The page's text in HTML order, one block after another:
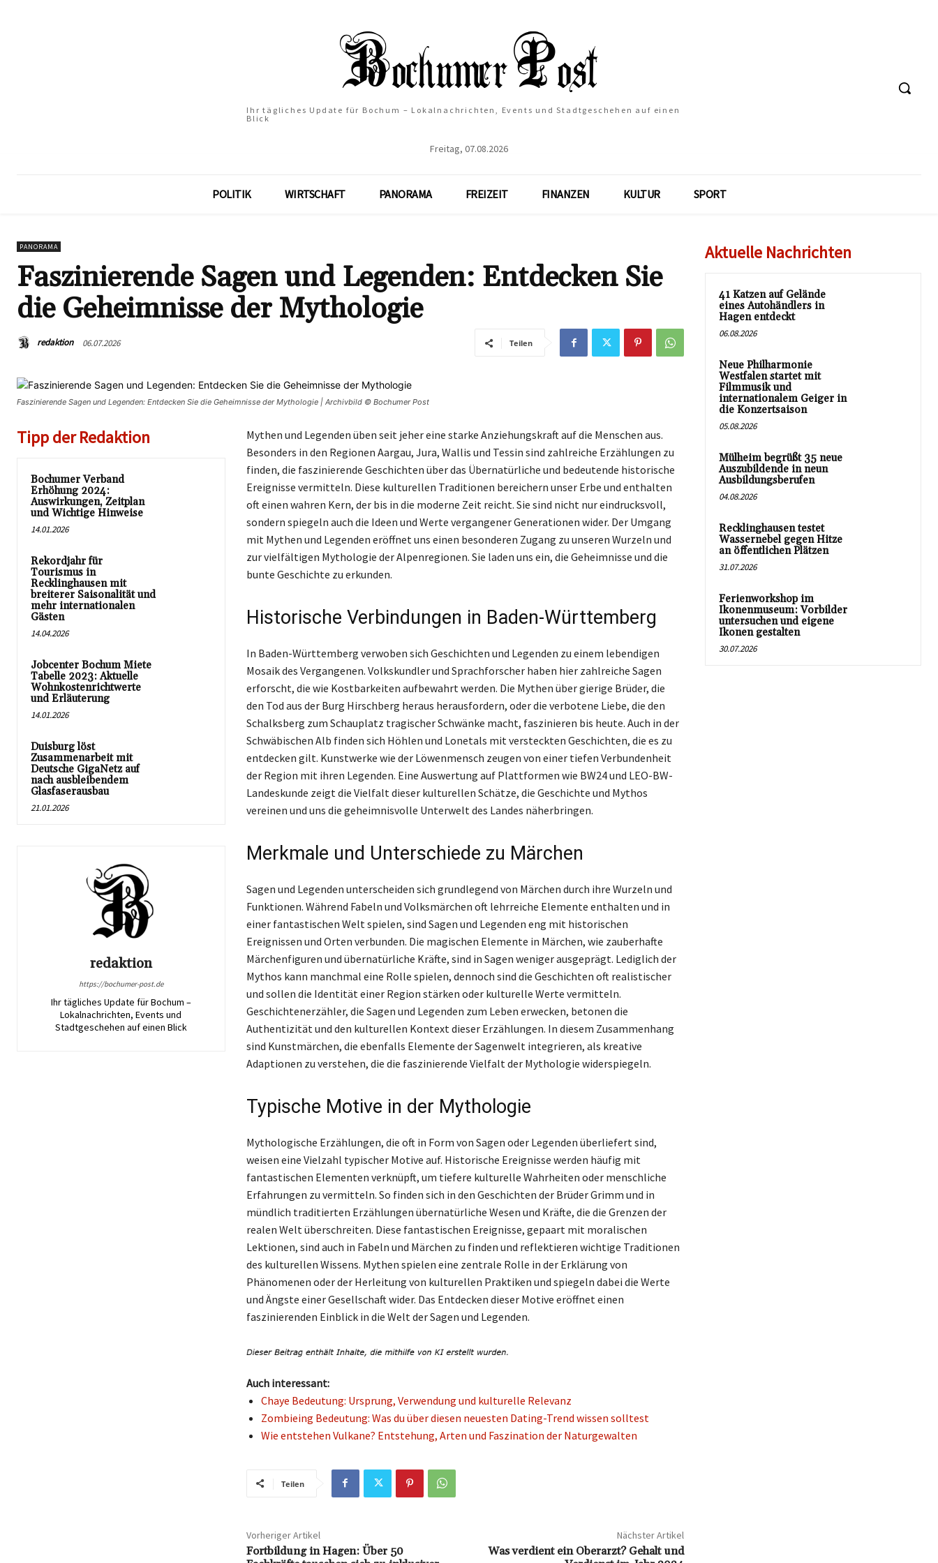
Ihr tägliches Update für Bochum – Lokalnachrichten, Events und Stadtgeschehen auf einen
Blick
Freitag, 07.08.2026
POLITIK WIRTSCHAFT PANORAMA FREIZEIT FINANZEN KULTUR SPORT
PANORAMA
Faszinierende Sagen und Legenden: Entdecken Sie
die Geheimnisse der Mythologie
redaktion 06.07.2026 Teilen
Faszinierende Sagen und Legenden: Entdecken Sie die Geheimnisse der Mythologie | Archivbild © Bochumer Post
Tipp der Redaktion
Bochumer Verband
Erhöhung 2024:
Auswirkungen, Zeitplan
und Wichtige Hinweise
14.01.2026
Rekordjahr für
Tourismus in
Recklinghausen mit
breiterer Saisonalität und
mehr internationalen
Gästen
14.04.2026
Jobcenter Bochum Miete
Tabelle 2023: Aktuelle
Wohnkostenrichtwerte
und Erläuterung
14.01.2026
Duisburg löst
Zusammenarbeit mit
Deutsche GigaNetz auf
nach ausbleibendem
Glasfaserausbau
21.01.2026
redaktion
https://bochumer-post.de
Ihr tägliches Update für Bochum –
Lokalnachrichten, Events und
Stadtgeschehen auf einen Blick
Mythen und Legenden üben seit jeher eine starke Anziehungskraft auf die Menschen aus.
Besonders in den Regionen Aargau, Jura, Wallis und Tessin sind zahlreiche Erzählungen zu
finden, die faszinierende Geschichten über das Übernatürliche und bedeutende historische
Ereignisse vermitteln. Diese kulturellen Traditionen bereichern unser Erbe und enthalten
oft einen wahren Kern, der bis in die moderne Zeit reicht. Sie sind nicht nur eindrucksvoll,
sondern spiegeln auch die Ideen und Werte vergangener Generationen wider. Der Umgang
mit Mythen und Legenden eröffnet uns einen besonderen Zugang zu unseren Wurzeln und
zur vielfältigen Mythologie der Alpenregionen. Sie laden uns ein, die Geheimnisse und die
bunte Geschichte zu erkunden.
Historische Verbindungen in Baden-Württemberg
In Baden-Württemberg verwoben sich Geschichten und Legenden zu einem lebendigen
Mosaik des Vergangenen. Volkskundler und Sprachforscher haben hier zahlreiche Sagen
erforscht, die wie Kostbarkeiten aufbewahrt werden. Die Mythen über gierige Brüder, die
den Tod aus der Burg Hirschberg heraus herausfordern, oder die verbotene Liebe, die den
Schalksberg zum Schauplatz tragischer Schwänke macht, faszinieren bis heute. Auch in der
Schwäbischen Alb finden sich Höhlen und Lonetals mit versteckten Geschichten, die es zu
entdecken gilt. Kunstwerke wie der Löwenmensch zeugen von einer tiefen Verbundenheit
der Region mit ihren Legenden. Eine Auswertung auf Plattformen wie BW24 und LEO-BW-
Landeskunde zeigt die Vielfalt dieser kulturellen Schätze, die Geschichte und Mythos
vereinen und uns die geheimnisvolle Unterwelt des Landes näherbringen.
Merkmale und Unterschiede zu Märchen
Sagen und Legenden unterscheiden sich grundlegend von Märchen durch ihre Wurzeln und
Funktionen. Während Fabeln und Volksmärchen oft lehrreiche Elemente enthalten und in
einer fantastischen Welt spielen, sind Sagen und Legenden eng mit historischen
Ereignissen und Orten verbunden. Die magischen Elemente in Märchen, wie zauberhafte
Märchenfiguren und übernatürliche Kräfte, sind in Sagen weniger ausgeprägt. Lediglich der
Mythos kann manchmal eine Rolle spielen, dennoch sind die Geschichten oft realistischer
und sollen die Identität einer Region stärken oder kulturelle Werte vermitteln.
Geschichtenerzähler, die Sagen und Legenden zum Leben erwecken, betonen die
Authentizität und den kulturellen Kontext dieser Erzählungen. In diesem Zusammenhang
sind Kunstmärchen, die ebenfalls Elemente der Sagenwelt integrieren, als kreative
Adaptionen zu verstehen, die die faszinierende Vielfalt der Mythologie widerspiegeln.
Typische Motive in der Mythologie
Mythologische Erzählungen, die oft in Form von Sagen oder Legenden überliefert sind,
weisen eine Vielzahl typischer Motive auf. Historische Ereignisse werden häufig mit
fantastischen Elementen verknüpft, um tiefere kulturelle Wahrheiten oder menschliche
Erfahrungen zu vermitteln. So finden sich in den Geschichten der Brüder Grimm und in
mündlich traditierten Erzählungen übernatürliche Wesen und Kräfte, die die Grenzen der
realen Welt überschreiten. Diese fantastischen Ereignisse, gepaart mit moralischen
Lektionen, sind auch in Fabeln und Märchen zu finden und reflektieren wichtige Traditionen
des kulturellen Wissens. Mythen spielen eine zentrale Rolle in der Erklärung von
Phänomenen oder der Herleitung von kulturellen Praktiken und spiegeln dabei die Werte
und Ängste einer Gesellschaft wider. Das Entdecken dieser Motive eröffnet einen
faszinierenden Einblick in die Welt der Sagen und Legenden.
Auch interessant:
Chaye Bedeutung: Ursprung, Verwendung und kulturelle Relevanz
Zombieing Bedeutung: Was du über diesen neuesten Dating-Trend wissen solltest
Wie entstehen Vulkane? Entstehung, Arten und Faszination der Naturgewalten
Teilen
Vorheriger Artikel
Fortbildung in Hagen: Über 50
Nächster Artikel
Was verdient ein Oberarzt? Gehalt und
Aktuelle Nachrichten
41 Katzen auf Gelände
eines Autohändlers in
Hagen entdeckt
06.08.2026
Neue Philharmonie
Westfalen startet mit
Filmmusik und
internationalem Geiger in
die Konzertsaison
05.08.2026
Mülheim begrüßt 35 neue
Auszubildende in neun
Ausbildungsberufen
04.08.2026
Recklinghausen testet
Wassernebel gegen Hitze
an öffentlichen Plätzen
31.07.2026
Ferienworkshop im
Ikonenmuseum: Vorbilder
untersuchen und eigene
Ikonen gestalten
30.07.2026